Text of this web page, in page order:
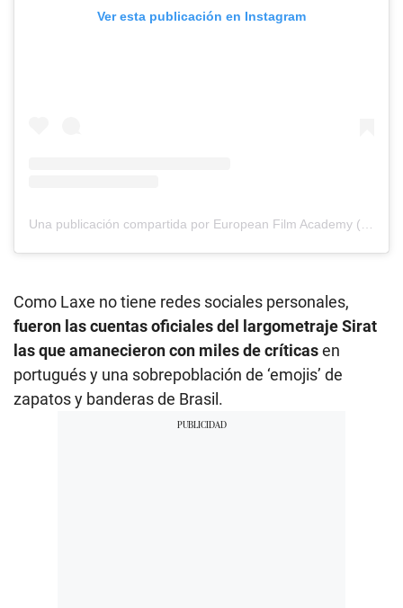
Ver esta publicación en Instagram
Como Laxe no tiene redes sociales personales,
fueron las cuentas oficiales del largometraje Sirat
las que amanecieron con miles de críticasen
portugués y una sobrepoblación de ‘emojis’ de
zapatos y banderas de Brasil.